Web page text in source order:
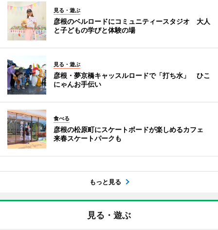
見る・遊ぶ
彦根のベルロードにコミュニティースタジオ 大人
と子どもの学びと体験の場
見る・遊ぶ
彦根・夢京橋キャッスルロードで「打ち水」 ひこ
にゃんお手伝い
食べる
彦根の松原町にスケートボードが楽しめるカフェ
来春スケートパークも
もっと見る
見る・遊ぶ